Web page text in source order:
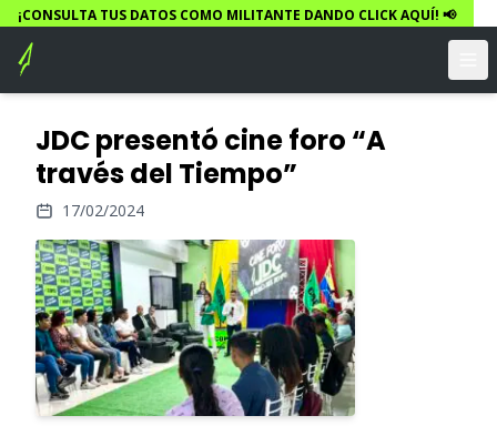
¡CONSULTA TUS DATOS COMO MILITANTE DANDO CLICK AQUÍ! 📢
JDC presentó cine foro “A
través del Tiempo”
17/02/2024